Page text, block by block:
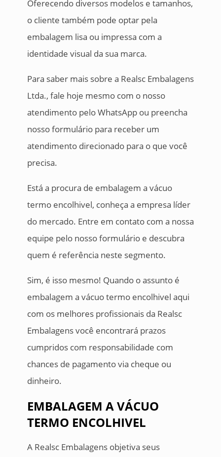
Oferecendo diversos modelos e tamanhos,
o cliente também pode optar pela
embalagem lisa ou impressa com a
identidade visual da sua marca.
Para saber mais sobre a Realsc Embalagens
Ltda., fale hoje mesmo com o nosso
atendimento pelo WhatsApp ou preencha
nosso formulário para receber um
atendimento direcionado para o que você
precisa.
Está a procura de embalagem a vácuo
termo encolhivel, conheça a empresa líder
do mercado. Entre em contato com a nossa
equipe pelo nosso formulário e descubra
quem é referência neste segmento.
Sim, é isso mesmo! Quando o assunto é
embalagem a vácuo termo encolhivel aqui
com os melhores profissionais da Realsc
Embalagens você encontrará prazos
cumpridos com responsabilidade com
chances de pagamento via cheque ou
dinheiro.
EMBALAGEM A VÁCUO
TERMO ENCOLHIVEL
A Realsc Embalagens objetiva seus